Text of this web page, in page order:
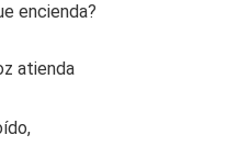
encienda?
atienda